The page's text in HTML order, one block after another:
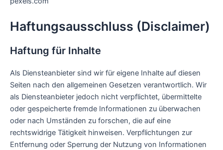
Haftungsausschluss (Disclaimer)
Haftung für Inhalte
Als Diensteanbieter sind wir für eigene Inhalte auf diesen
Seiten nach den allgemeinen Gesetzen verantwortlich. Wir
als Diensteanbieter jedoch nicht verpflichtet, übermittelte
oder gespeicherte fremde Informationen zu überwachen
oder nach Umständen zu forschen, die auf eine
rechtswidrige Tätigkeit hinweisen. Verpflichtungen zur
Entfernung oder Sperrung der Nutzung von Informationen